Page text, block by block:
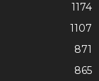
1174
1107
871
865